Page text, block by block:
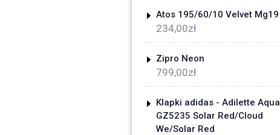
Atos 195/60/10 Velvet Mg19
234,00zł
Zipro Neon
799,00zł
Klapki adidas - Adilette Aqua
GZ5235 Solar Red/Cloud
We/Solar Red